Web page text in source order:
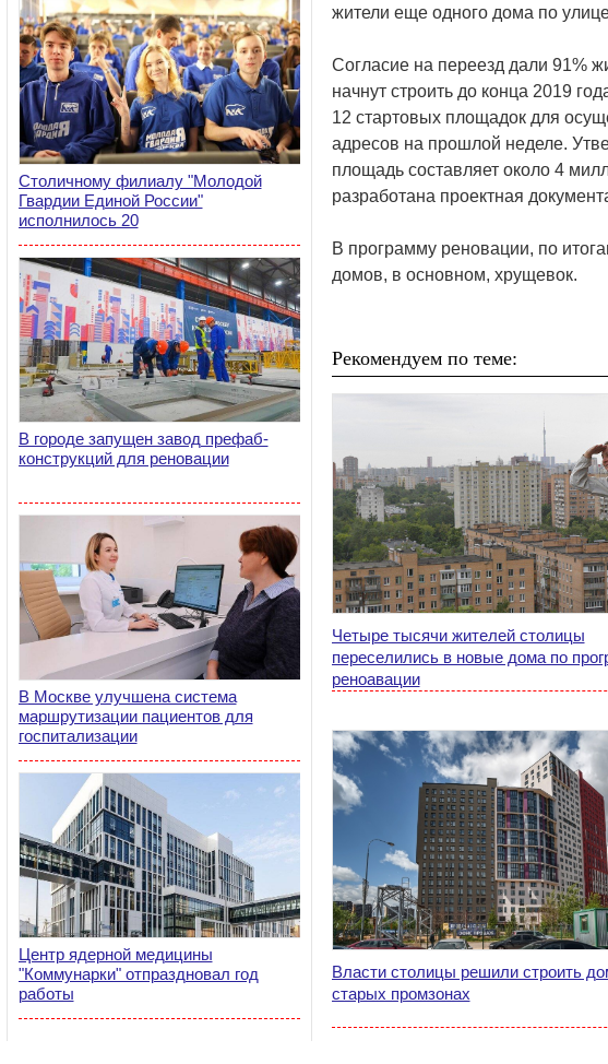
Столичному филиалу "Молодой
Гвардии Единой России"
исполнилось 20
В городе запущен завод префаб-
конструкций для реновации
В Москве улучшена система
маршрутизации пациентов для
госпитализации
Центр ядерной медицины
"Коммунарки" отпраздновал год
работы
жители еще одного дома по
Согласие на переезд дали 91%
начнут строить до конца 2019
12 стартовых площадок для
адресов на прошлой неделе.
площадь составляет около 4
разработана проектная
В программу реновации, по
домов, в основном, хрущевок.
Рекомендуем по теме:
Четыре тысячи жителей столицы
переселились в новые дома по
реноавации
Власти столицы решили строить
старых промзонах